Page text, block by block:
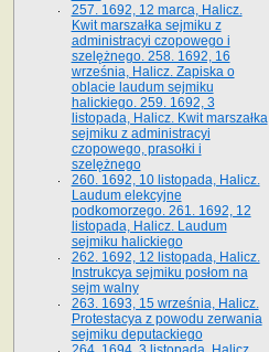
257. 1692, 12 marca, Halicz.
Kwit marszałka sejmiku z
administracyi czopowego i
szelężnego. 258. 1692, 16
września, Halicz. Zapiska o
oblacie laudum sejmiku
halickiego. 259. 1692, 3
listopada, Halicz. Kwit marszałka
sejmiku z administracyi
czopowego, prasołki i
szelężnego
260. 1692, 10 listopada, Halicz.
Laudum elekcyjne
podkomorzego. 261. 1692, 12
listopada, Halicz. Laudum
sejmiku halickiego
262. 1692, 12 listopada, Halicz.
Instrukcya sejmiku posłom na
sejm walny
263. 1693, 15 września, Halicz.
Protestacya z powodu zerwania
sejmiku deputackiego